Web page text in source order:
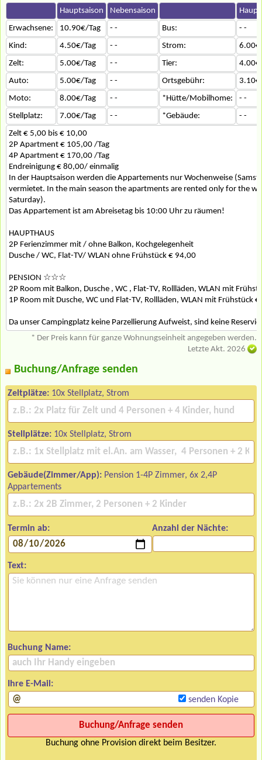
Hauptsaison Nebensaison
Erwachsene:
10.90€/Tag - - Bus:
- -
Kind:
4.50€/Tag - - Strom:
Zelt:
5.00€/Tag - - Tier:
Auto:
5.00€/Tag - - Ortsgebühr:
Moto:
8.00€/Tag - - *Hütte/Mobilhome:
- -
Stellplatz:
7.00€/Tag - - *Gebäude:
- -
Zelt € 5,00 bis € 10,00
2P Apartment € 105,00 /Tag
4P Apartment € 170,00 /Tag
Endreinigung € 80,00/ einmalig
In der Hauptsaison werden die Appartements nur Wochenweise
vermietet. In the main season the apartments are rented only for the
Saturday).
Das Appartement ist am Abreisetag bis 10:00 Uhr zu räumen!
HAUPTHAUS
2P Ferienzimmer mit / ohne Balkon, Kochgelegenheit
Dusche / WC, Flat-TV/ WLAN ohne Frühstück € 94,00
PENSION ☆☆☆
2P Room mit Balkon, Dusche , WC , Flat-TV, Rollläden, WLAN mit
1P Room mit Dusche, WC und Flat-TV, Rollläden, WLAN mit Frühstück
Da unser Campingplatz keine Parzellierung Aufweist, sind keine
* Der Preis kann für ganze Wohnungseinheit angegeben werden.
Letzte Akt. 2026
Buchung/Anfrage senden
Zeltplätze: 10x Stellplatz, Strom
Stellplätze: 10x Stellplatz, Strom
Gebäude(Zimmer/App): Pension 1-4P Zimmer, 6x 2,4P
Appartements
Termin ab: Anzahl der Nächte:
Text:
Buchung Name:
Ihre E-Mail:
senden Kopie
Buchung ohne Provision direkt beim Besitzer.